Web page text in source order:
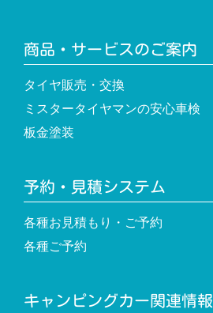
商品・サービスのご案内
タイヤ販売・交換
ミスタータイヤマンの安心車検
板金塗装
予約・見積システム
各種お見積もり・ご予約
各種ご予約
キャンピングカー関連情報